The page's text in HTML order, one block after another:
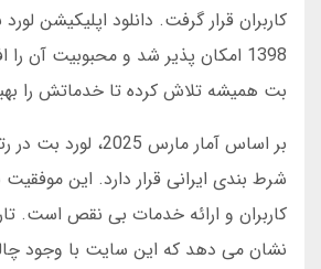
کاربران قرار گرفت. دانلود اپلیکیشن
1398 امکان پذیر شد و محبوبیت آن
بت همیشه تلاش کرده تا خدماتش را
بر اساس آمار مارس
شرط بندی ایرانی قرار دارد. این موفقیت
کاربران و ارائه خدمات بی نقص است.
نشان می دهد که این سایت با وجود